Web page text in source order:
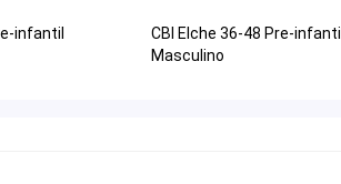
infantil
CBI Elche 36-48 Pre-infantil
Masculino